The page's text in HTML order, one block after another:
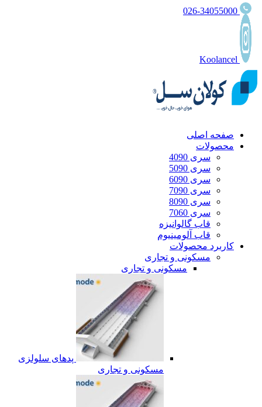
صفحه اصلی
محصولات
سری 4090
سری 5090
سری 6090
سری 7090
سری 8090
سری 7060
قاب گالوانیزه
قاب آلومینیوم
کاربرد محصولات
مسکونی و تجاری
مسکونی و تجاری
پدهای سلولزی
مسکونی و تجاری